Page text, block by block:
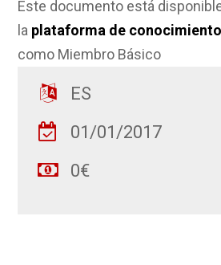
Este documento está
la plataforma de conocimiento
como Miembro Básico
ES
01/01/2017
0€